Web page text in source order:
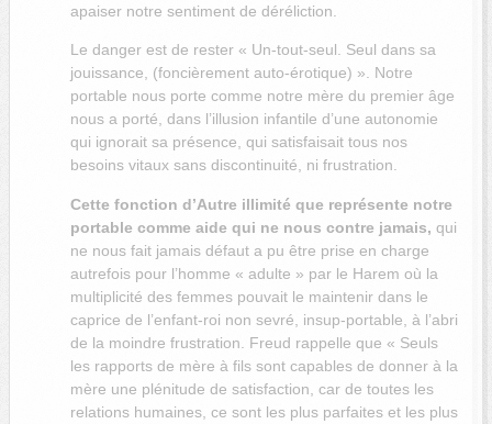
apaiser notre sentiment de déréliction.
Le danger est de rester « Un-tout-seul. Seul dans sa
jouissance, (foncièrement auto-érotique) ». Notre
portable nous porte comme notre mère du premier âge
nous a porté, dans l’illusion infantile d’une autonomie
qui ignorait sa présence, qui satisfaisait tous nos
besoins vitaux sans discontinuité, ni frustration.
Cette fonction d’Autre illimité que représente notre
portable comme aide qui ne nous contre jamais, qui
ne nous fait jamais défaut a pu être prise en charge
autrefois pour l’homme « adulte » par le Harem où la
multiplicité des femmes pouvait le maintenir dans le
caprice de l’enfant-roi non sevré, insup-portable, à l’abri
de la moindre frustration. Freud rappelle que « Seuls
les rapports de mère à fils sont capables de donner à la
mère une plénitude de satisfaction, car de toutes les
relations humaines, ce sont les plus parfaites et les plus